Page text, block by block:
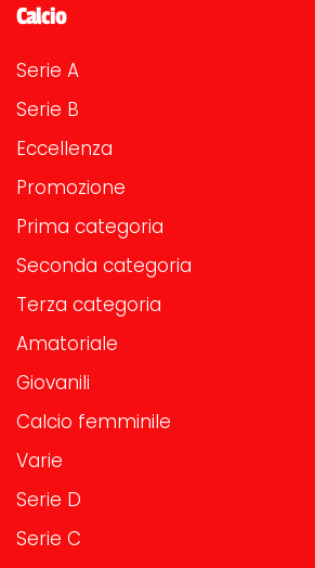
Calcio
Serie A
Serie B
Eccellenza
Promozione
Prima categoria
Seconda categoria
Terza categoria
Amatoriale
Giovanili
Calcio femminile
Varie
Serie D
Serie C